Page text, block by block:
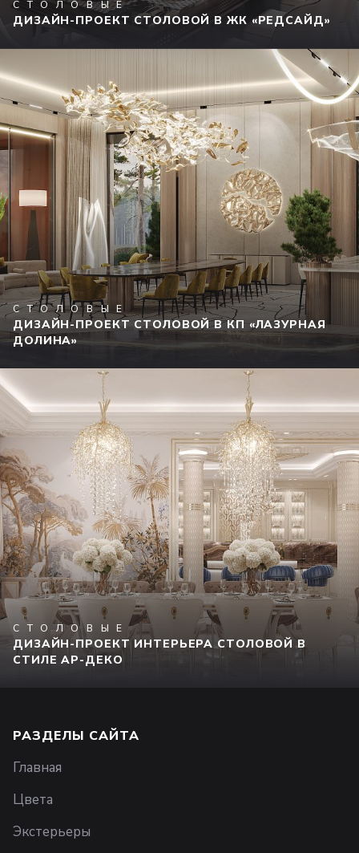
СТОЛОВЫЕ
ДИЗАЙН-ПРОЕКТ СТОЛОВОЙ В ЖК «РЕДСАЙД»
СТОЛОВЫЕ
ДИЗАЙН-ПРОЕКТ СТОЛОВОЙ В КП «ЛАЗУРНАЯ
ДОЛИНА»
СТОЛОВЫЕ
ДИЗАЙН-ПРОЕКТ ИНТЕРЬЕРА СТОЛОВОЙ В
СТИЛЕ АР-ДЕКО
РАЗДЕЛЫ САЙТА
Главная
Цвета
Экстерьеры